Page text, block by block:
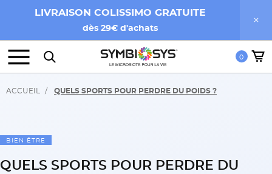
LIVRAISON COLISSIMO GRATUITE
dès 29€ d'achats
0
ACCUEIL QUELS SPORTS POUR PERDRE DU POIDS ?
BIEN ÊTRE
QUELS SPORTS POUR PERDRE DU